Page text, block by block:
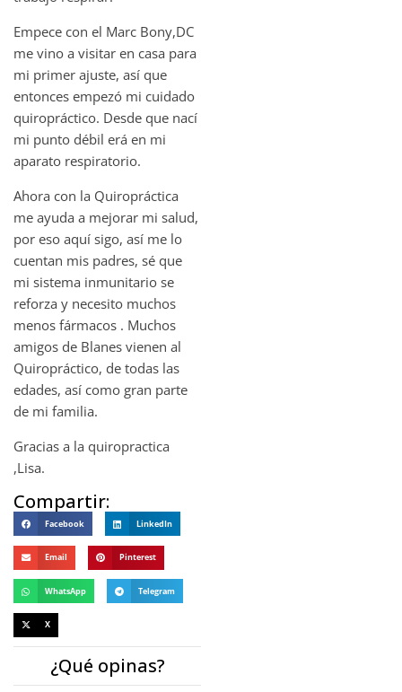
Empece con el Marc Bony,DC
me vino a visitar en casa para
mi primer ajuste, así que
entonces empezó mi cuidado
quiropráctico. Desde que nací
mi punto débil erá en mi
aparato respiratorio.
Ahora con la Quiropráctica
me ayuda a mejorar mi salud,
por eso aquí sigo, así me lo
cuentan mis padres, sé que
mi sistema inmunitario se
reforza y necesito muchos
menos fármacos . Muchos
amigos de Blanes vienen al
Quiropráctico, de todas las
edades, así como gran parte
de mi familia.
Gracias a la quiropractica
,Lisa.
Compartir:
Facebook LinkedIn
Email Pinterest
WhatsApp Telegram
X
¿Qué opinas?